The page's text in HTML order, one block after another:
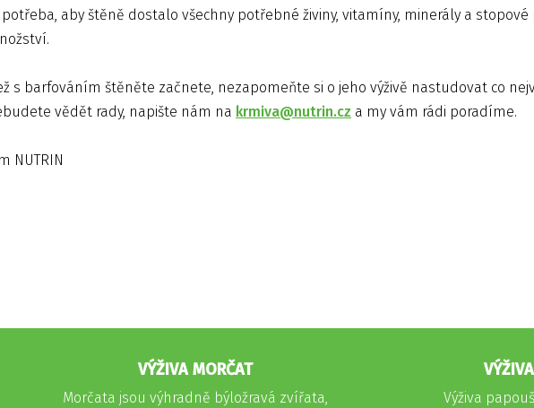
potřeba, aby štěně dostalo všechny potřebné živiny, vitamíny, minerály a
s barfováním štěněte začnete, nezapomeňte si o jeho výživě nastudovat co
vědět rady, napište nám na krmiva@nutrin.cz a my vám rádi poradíme.
NUTRIN
VÝŽIVA MORČAT
Morčata jsou výhradně býložravá zvířata,
Výživa